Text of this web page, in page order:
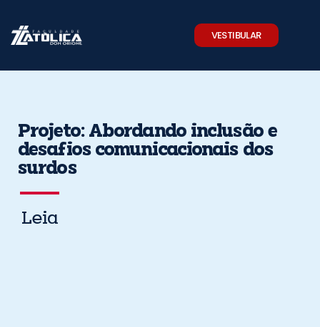
content
VESTIBULAR
Projeto: Abordando inclusão e
desafios comunicacionais dos
surdos
Leia